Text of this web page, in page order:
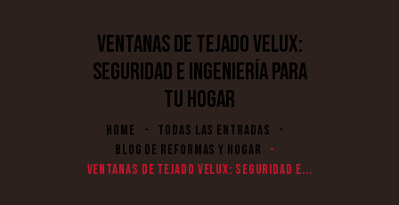
VENTANAS DE TEJADO VELUX:
SEGURIDAD E INGENIERÍA PARA
TU HOGAR
HOME
TODAS LAS ENTRADAS
BLOG DE REFORMAS Y HOGAR
VENTANAS DE TEJADO VELUX: SEGURIDAD E...